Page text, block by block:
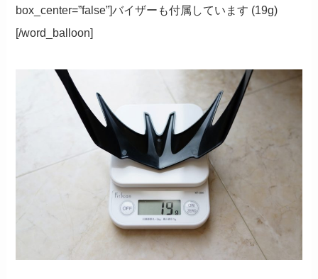
box_center=”false”]バイザーも付属しています (19g)
[/word_balloon]